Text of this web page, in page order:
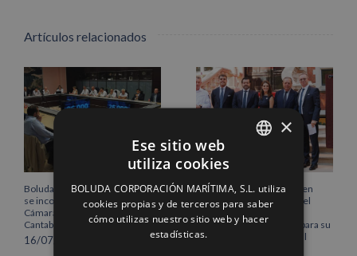
Artículos relacionados
Boluda Corporación Marítima
se incorpora al Pleno de la
Cámara de Comercio de
Cantabria
16/07/2026
Boluda inaugura su sede en
Róterdam, consolidando el
norte de Europa como un
centro estratégico clave para su
crecimiento internacional
ENGLISH
FRENCH
×
Ese sitio web
utiliza cookies
BOLUDA CORPORACIÓN MARÍTIMA, S.L. utiliza
cookies propias y de terceros para saber
cómo utilizas nuestro sitio web y hacer
estadísticas.